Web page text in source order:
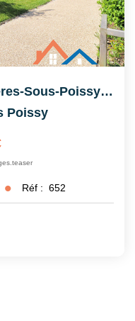
Duplex État NEUF À Carrières-Sous-Poissy 5 Pièces 72 M2
Poissy
Réf : 652